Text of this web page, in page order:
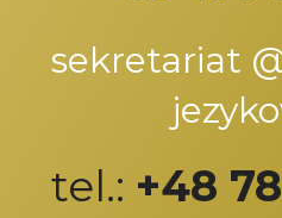
sekretariat
tel.: +48